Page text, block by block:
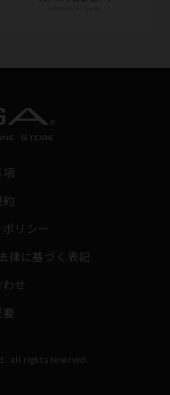
項
リシー
律に基づく表記
せ
all rights reserved.